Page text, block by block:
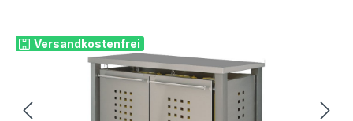
Versandkostenfrei